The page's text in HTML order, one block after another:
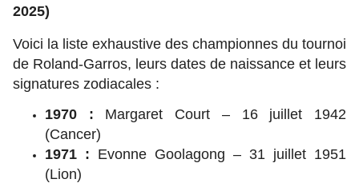
2025)
Voici la liste exhaustive des championnes du tournoi
de Roland-Garros, leurs dates de naissance et leurs
signatures zodiacales :
1970 : Margaret Court – 16 juillet 1942
(Cancer)
1971 : Evonne Goolagong – 31 juillet 1951
(Lion)